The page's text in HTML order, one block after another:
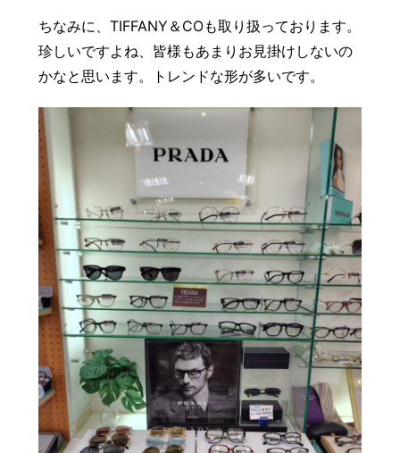
ちなみに、TIFFANY＆COも取り扱っております。
珍しいですよね、皆様もあまりお見掛けしないの
かなと思います。トレンドな形が多いです。